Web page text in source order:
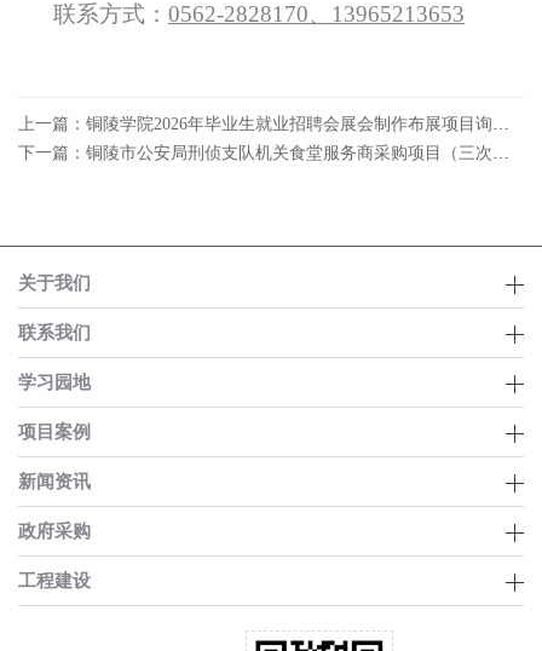
联系方式： 0562-2828170、13965213653
上一篇：铜陵学院2026年毕业生就业招聘会展会制作布展项目询价公告
下一篇：铜陵市公安局刑侦支队机关食堂服务商采购项目（三次）招标公告
关于我们
联系我们
学习园地
项目案例
新闻资讯
政府采购
工程建设